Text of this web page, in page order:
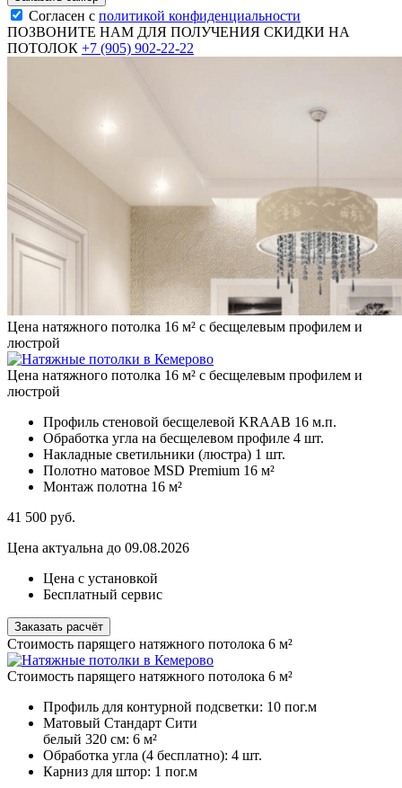
Согласен с политикой конфиденциальности
ПОЗВОНИТЕ НАМ ДЛЯ ПОЛУЧЕНИЯ СКИДКИ НА
ПОТОЛОК +7 (905) 902-22-22
Цена натяжного потолка 16 м² с бесщелевым профилем и
люстрой
Цена натяжного потолка 16 м² с бесщелевым профилем и
люстрой
Профиль стеновой бесщелевой KRAAB 16 м.п.
Обработка угла на бесщелевом профиле 4 шт.
Накладные светильники (люстра) 1 шт.
Полотно матовое MSD Premium 16 м²
Монтаж полотна 16 м²
41 500 руб.
Цена актуальна до 09.08.2026
Цена с установкой
Бесплатный сервис
Заказать расчёт
Стоимость парящего натяжного потолока 6 м²
Стоимость парящего натяжного потолока 6 м²
Профиль для контурной подсветки: 10 пог.м
Матовый Стандарт Сити
белый 320 см: 6 м²
Обработка угла (4 бесплатно): 4 шт.
Карниз для штор: 1 пог.м